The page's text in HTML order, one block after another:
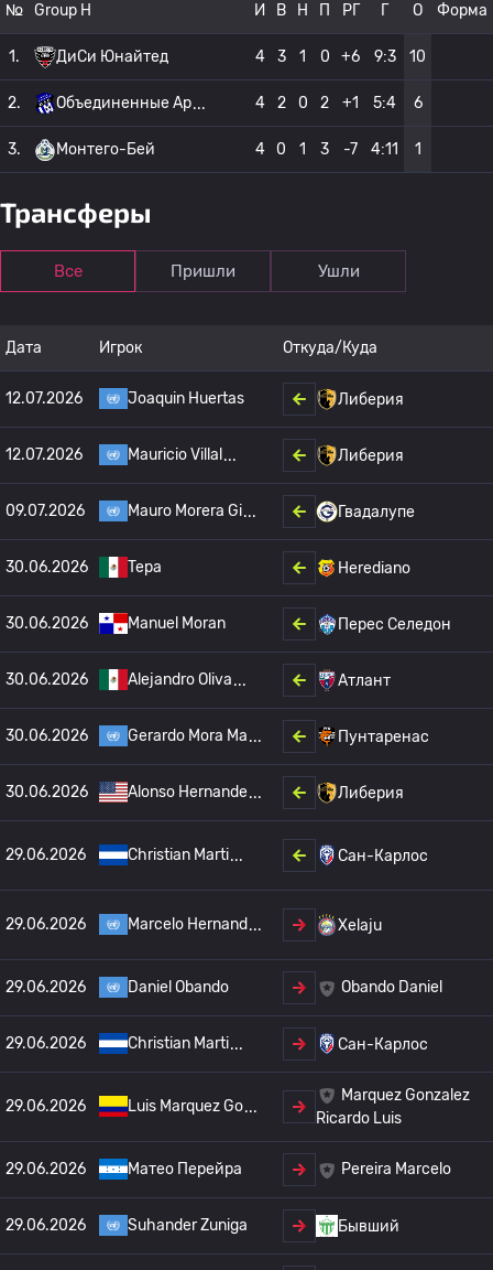
№ Group H И В Н П РГ Г О Форма
1. ДиСи Юнайтед 4 3 1 0 +6 9:3 10
2. Объединенные Ар 4 2 0 2 +1 5:4 6
3. Монтего-Бей 4 0 1 3 -7 4:11 1
Трансферы
Все Пришли Ушли
Дата Игрок Откуда/Куда
12.07.2026 Joaquin Huertas Либерия
12.07.2026 Mauricio Villal Либерия
09.07.2026 Mauro Morera Gi Гвадалупе
30.06.2026 Tepa Herediano
30.06.2026 Manuel Moran Перес Селедон
30.06.2026 Alejandro Oliva Атлант
30.06.2026 Gerardo Mora Ma Пунтаренас
30.06.2026 Alonso Hernande Либерия
29.06.2026 Christian Marti Сан-Карлос
29.06.2026 Marcelo Hernand Xelaju
29.06.2026 Daniel Obando Obando Daniel
29.06.2026 Christian Marti Сан-Карлос
29.06.2026 Luis Marquez Go
Marquez Gonzalez
Ricardo Luis
29.06.2026 Матео Перейра Pereira Marcelo
29.06.2026 Suhander Zuniga Бывший